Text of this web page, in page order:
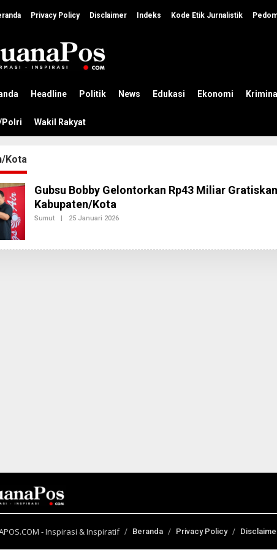
Privacy Policy Disclaimer Indeks Kode Etik Jurnalistik
Headline Politik News Edukasi Ekonomi Kriminal
Polri Wakil Rakyat
Kota
Gubsu Bobby Gelontorkan Rp43 Miliar
Kabupaten/Kota
Sumut | 25 Januari 2026
A
- Inspirasi & Inspiratif Beranda Privacy Policy